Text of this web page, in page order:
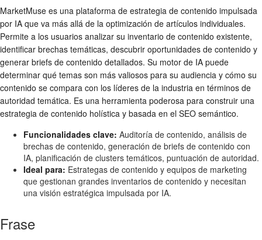
MarketMuse es una plataforma de estrategia de contenido impulsada
por IA que va más allá de la optimización de artículos individuales.
Permite a los usuarios analizar su inventario de contenido existente,
identificar brechas temáticas, descubrir oportunidades de contenido y
generar briefs de contenido detallados. Su motor de IA puede
determinar qué temas son más valiosos para su audiencia y cómo su
contenido se compara con los líderes de la industria en términos de
autoridad temática. Es una herramienta poderosa para construir una
estrategia de contenido holística y basada en el SEO semántico.
Funcionalidades clave: Auditoría de contenido, análisis de
brechas de contenido, generación de briefs de contenido con
IA, planificación de clusters temáticos, puntuación de autoridad.
Ideal para: Estrategas de contenido y equipos de marketing
que gestionan grandes inventarios de contenido y necesitan
una visión estratégica impulsada por IA.
Frase